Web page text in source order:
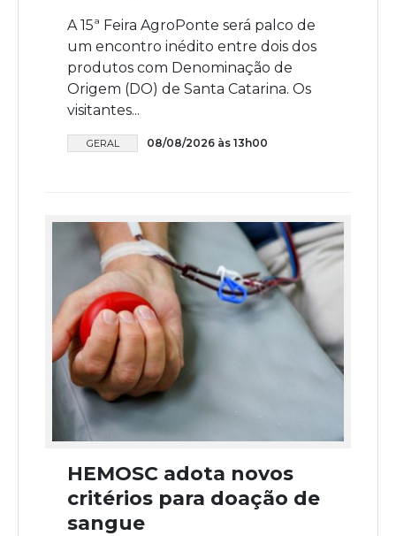
A 15ª Feira AgroPonte será palco de
um encontro inédito entre dois dos
produtos com Denominação de
Origem (DO) de Santa Catarina. Os
visitantes...
GERAL 08/08/2026 às 13h00
HEMOSC adota novos
critérios para doação de
sangue